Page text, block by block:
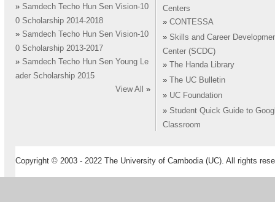
» Samdech Techo Hun Sen Vision-10
0 Scholarship 2014-2018
» Samdech Techo Hun Sen Vision-10
0 Scholarship 2013-2017
» Samdech Techo Hun Sen Young Le
ader Scholarship 2015
View All
»
Centers
» CONTESSA
» Skills and Career
Center (SCDC)
»
The Handa Library
»
The UC Bulletin
» UC Foundation
» Student Quick Guide to
Classroom
Copyright © 2003 - 2022 The University of Cambodia (UC). All rights